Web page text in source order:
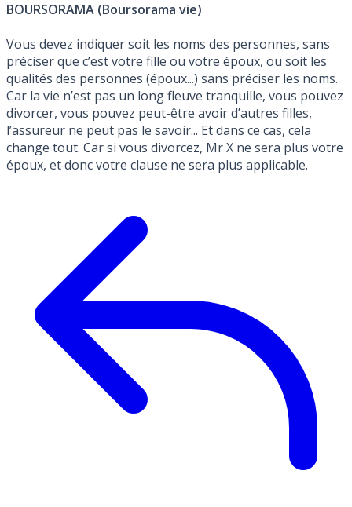
BOURSORAMA (Boursorama vie)
Vous devez indiquer soit les noms des personnes, sans
préciser que c’est votre fille ou votre époux, ou soit les
qualités des personnes (époux...) sans préciser les noms.
Car la vie n’est pas un long fleuve tranquille, vous pouvez
divorcer, vous pouvez peut-être avoir d’autres filles,
l’assureur ne peut pas le savoir... Et dans ce cas, cela
change tout. Car si vous divorcez, Mr X ne sera plus votre
époux, et donc votre clause ne sera plus applicable.